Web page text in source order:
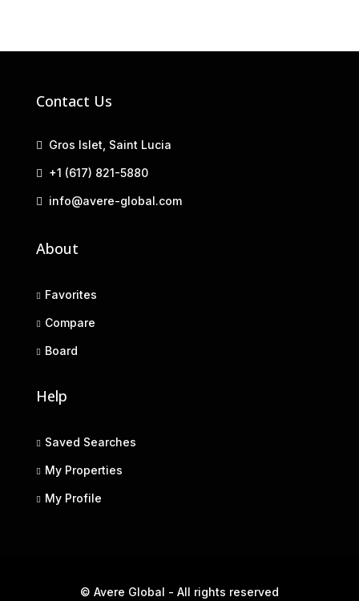
Contact Us
Gros Islet, Saint Lucia
+1 (617) 821-5880
info@avere-global.com
About
Favorites
Compare
Board
Help
Saved Searches
My Properties
My Profile
© Avere Global - All rights reserved